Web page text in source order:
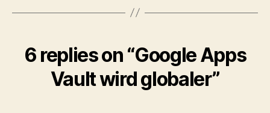
6 replies on “Google Apps
Vault wird globaler”